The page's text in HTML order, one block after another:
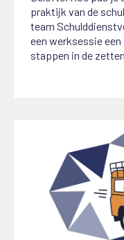
praktijk van de
team
een werksessie
stappen in de zetten.